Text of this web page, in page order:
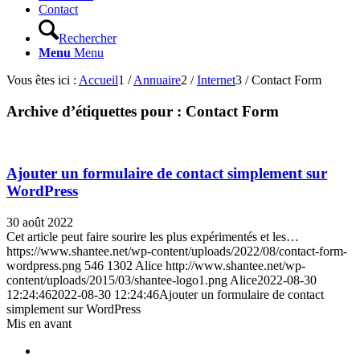
Contact
Rechercher
Menu Menu
Vous êtes ici : Accueil1 / Annuaire2 / Internet3 / Contact Form
Archive d’étiquettes pour : Contact Form
Ajouter un formulaire de contact simplement sur
WordPress
30 août 2022
Cet article peut faire sourire les plus expérimentés et les…
https://www.shantee.net/wp-content/uploads/2022/08/contact-form-
wordpress.png 546 1302 Alice http://www.shantee.net/wp-
content/uploads/2015/03/shantee-logo1.png Alice2022-08-30
12:24:462022-08-30 12:24:46Ajouter un formulaire de contact
simplement sur WordPress
Mis en avant